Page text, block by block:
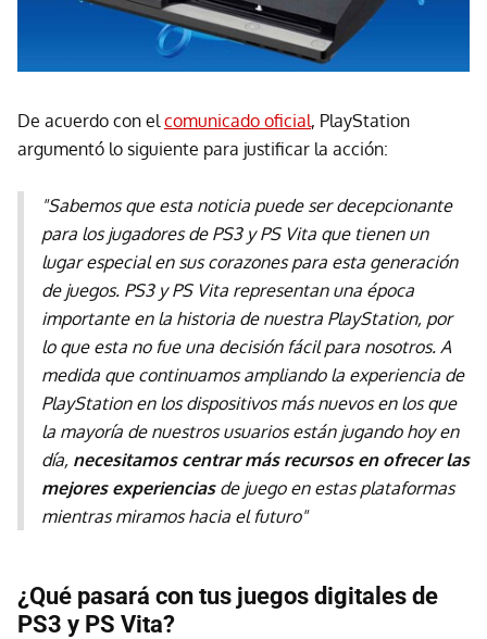
De acuerdo con el comunicado oficial, PlayStation
argumentó lo siguiente para justificar la acción:
"Sabemos que esta noticia puede ser decepcionante
para los jugadores de PS3 y PS Vita que tienen un
lugar especial en sus corazones para esta generación
de juegos. PS3 y PS Vita representan una época
importante en la historia de nuestra PlayStation, por
lo que esta no fue una decisión fácil para nosotros. A
medida que continuamos ampliando la experiencia de
PlayStation en los dispositivos más nuevos en los que
la mayoría de nuestros usuarios están jugando hoy en
día, necesitamos centrar más recursos en ofrecer las
mejores experienciasde juego en estas plataformas
mientras miramos hacia el futuro"
¿Qué pasará con tus juegos digitales de
PS3 y PS Vita?